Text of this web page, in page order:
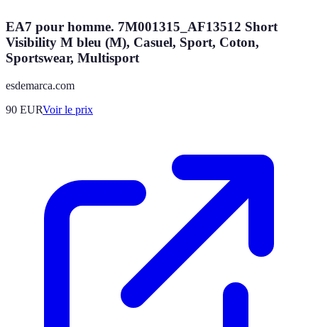
EA7 pour homme. 7M001315_AF13512 Short
Visibility M bleu (M), Casuel, Sport, Coton,
Sportswear, Multisport
esdemarca.com
90 EURVoir le prix